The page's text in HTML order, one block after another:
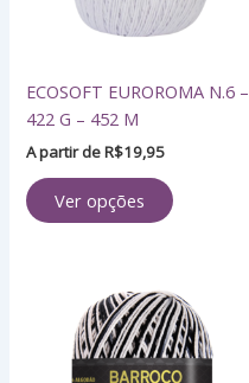
ECOSOFT EUROROMA N.6 –
422 G – 452 M
A partir deR$19,95
Ver opções
opções
podem
escolhidas
produto
Este
produto
tem
várias